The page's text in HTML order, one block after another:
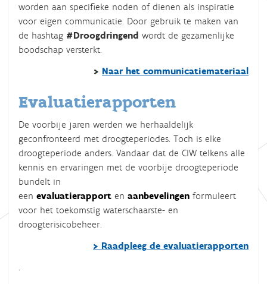
worden aan specifieke noden of dienen als inspiratie
voor eigen communicatie. Door gebruik te maken van
de hashtag #Droogdringend wordt de gezamenlijke
boodschap versterkt.
> Naar het communicatiemateriaal
Evaluatierapporten
De voorbije jaren werden we herhaaldelijk
geconfronteerd met droogteperiodes. Toch is elke
droogteperiode anders. Vandaar dat de CIW telkens alle
kennis en ervaringen met de voorbije droogteperiode
bundelt in
een evaluatierapport en aanbevelingen formuleert
voor het toekomstig waterschaarste- en
droogterisicobeheer.
> Raadpleeg de evaluatierapporten